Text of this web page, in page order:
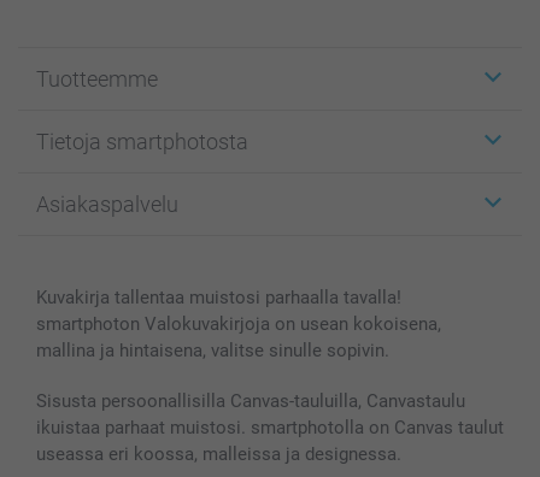
Tuotteemme
Kuvakortit
Kuvakirjat
Kännykkä & Tabletti
MyNameBook
Valokuvakehykset & Lisätarvikkeet
Lahjakortti
Kaikki kuvatuotteet
Tietoja smartphotosta
Affiliate ohjelma
Sivukartta
Ehdot/takuut
Asiakaspalvelu
smartbonus
Hinnat & maksutavat
Kuvakirja tallentaa muistosi parhaalla tavalla!
smartphoton Valokuvakirjoja on usean kokoisena,
mallina ja hintaisena, valitse sinulle sopivin.
Sisusta persoonallisilla Canvas-tauluilla, Canvastaulu
ikuistaa parhaat muistosi. smartphotolla on Canvas taulut
useassa eri koossa, malleissa ja designessa.